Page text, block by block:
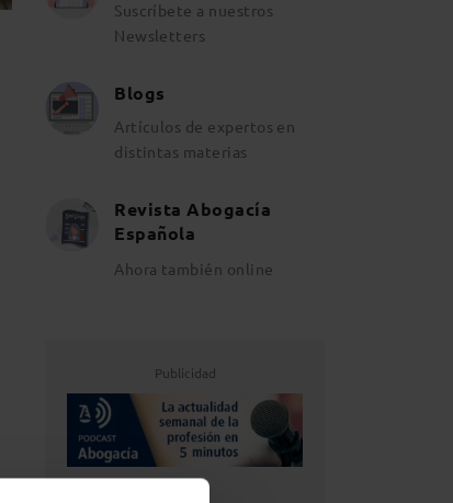
Suscríbete a nuestros
Newsletters
Blogs
Artículos de expertos en
distintas materias
Revista Abogacía
Española
Ahora también online
Publicidad